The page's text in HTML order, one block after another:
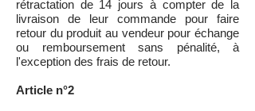
rétractation de 14 jours à compter de la
livraison de leur commande pour faire
retour du produit au vendeur pour échange
ou remboursement sans pénalité, à
l'exception des frais de retour.
Article n°2